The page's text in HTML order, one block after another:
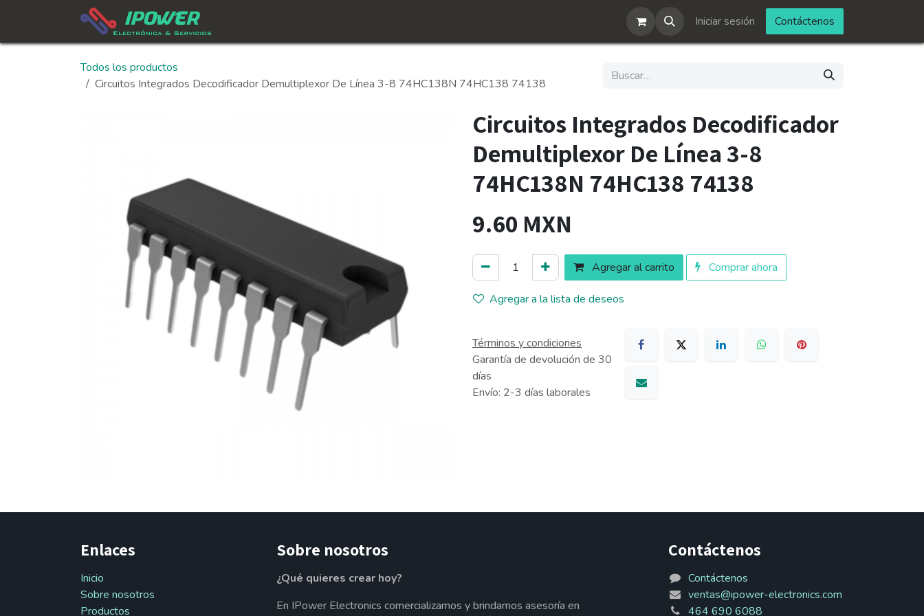
Iniciar sesión Contáctenos
Todos los productos
Circuitos Integrados Decodificador Demultiplexor De Línea 3-8 74HC138N 74HC138 74138
Circuitos Integrados Decodificador
Demultiplexor De Línea 3-8
74HC138N 74HC138 74138
9.60 MXN
Agregar al carrito Comprar ahora
Agregar a la lista de deseos
Términos y condiciones
Garantía de devolución de 30
días
Envío: 2-3 días laborales
Enlaces
Inicio
Sobre nosotros
Productos
Sobre nosotros
¿Qué quieres crear hoy?
En IPower Electronics comercializamos y brindamos asesoría en
Contáctenos
Contáctenos
ventas@ipower-electronics.com
464 690 6088